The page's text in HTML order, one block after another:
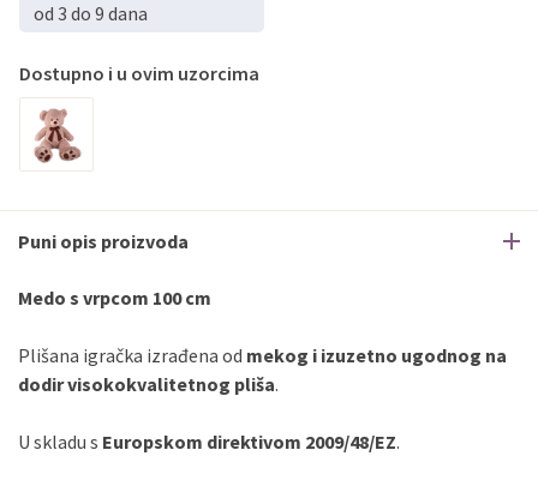
od 3 do 9 dana
Dostupno i u ovim uzorcima
Puni opis proizvoda
Medo s vrpcom 100 cm
Plišana igračka izrađena od mekog i izuzetno ugodnog na
dodir visokokvalitetnog pliša.
U skladu s Europskom direktivom 2009/48/EZ.